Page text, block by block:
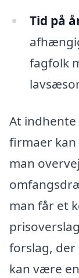
Tid på
fagfolk
At
firmaer
man
man får et
forslag,
kan være